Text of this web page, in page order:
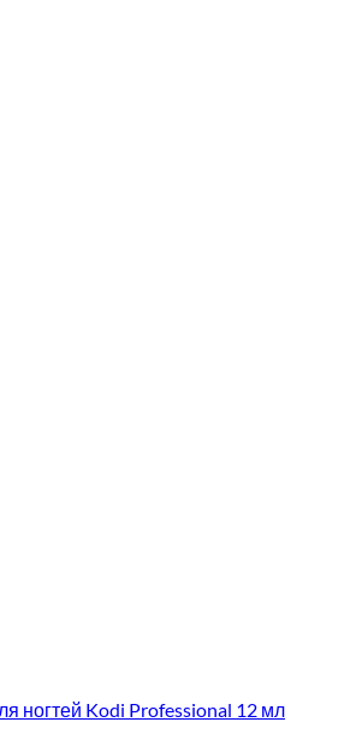
ногтей Kodi Professional 12 мл